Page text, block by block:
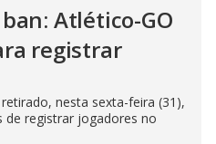
Atlético-GO
registrar
nesta sexta-feira (31),
de registrar jogadores no